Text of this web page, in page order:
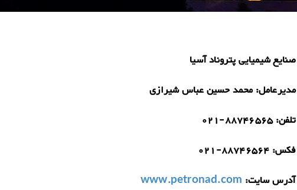
صنایع شیمیایی پتروناد آسیا
مدیرعامل:محمد حسین عباس شیرازی
تلفن:021-88746565
فکس: 021-88746564
آدرس سایت: www.petronad.com